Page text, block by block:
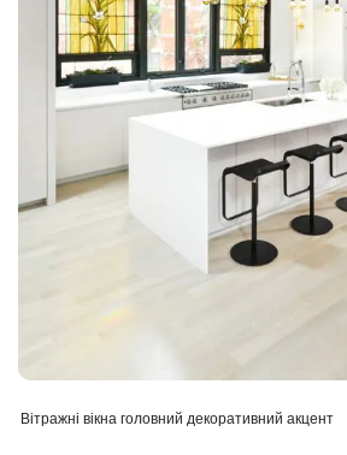
Вітражні вікна головний декоративний акцент